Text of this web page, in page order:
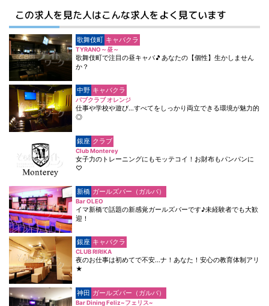
この求人を見た人はこんな求人をよく見ています
歌舞伎町 キャバクラ
TYRANO～昼～
歌舞伎町で注目の昼キャバ🎵あなたの【個性】生かしません
か？
中野 キャバクラ
パブクラブ オレンジ
仕事や学校や遊び…すべてをしっかり両立できる環境が魅力的
◎
銀座 クラブ
Club Monterey
女子力のトレーニングにもモッテコイ！お財布もパンパンに
♡
新橋 ガールズバー（ガルバ）
Bar OLEO
イマ新橋で話題の新感覚ガールズバーです♪未経験者でも大歓
迎！
銀座 キャバクラ
CLUB RIRIKA
夜のお仕事は初めてで不安…ナ！あなた！安心の教育体制アリ
★
神田 ガールズバー（ガルバ）
Bar Dining Feliz~フェリス~